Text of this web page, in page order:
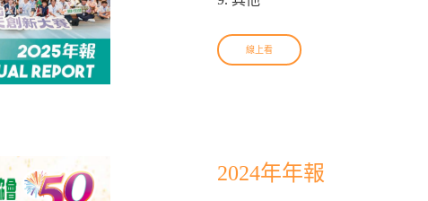
線上看
2024年年報